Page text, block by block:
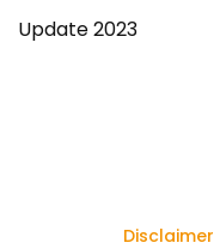
Update 2023
Disclaimer